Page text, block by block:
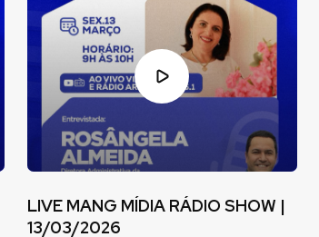
LIVE MANG MÍDIA RÁDIO SHOW |
13/03/2026